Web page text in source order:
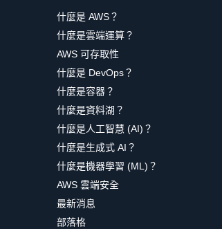
什麼是 AWS？
什麼是雲端運算？
AWS 可存取性
什麼是 DevOps？
什麼是容器？
什麼是資料湖？
什麼是人工智慧 (AI)？
什麼是生成式 AI？
什麼是機器學習 (ML)？
AWS 雲端安全
最新消息
部落格